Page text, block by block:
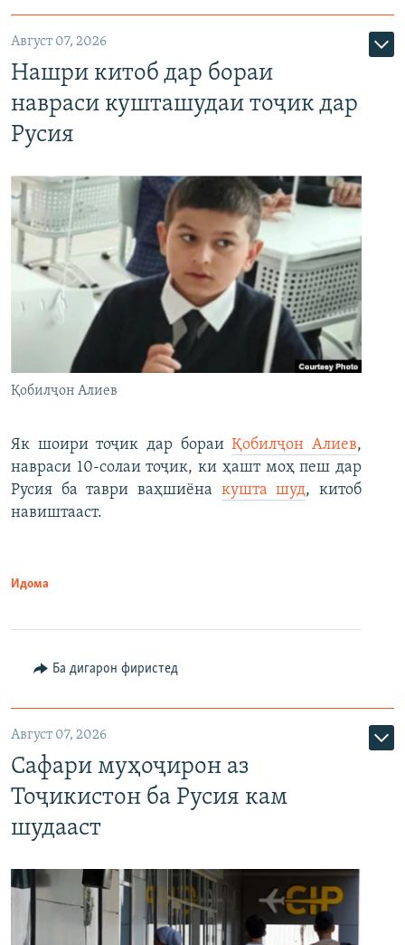
Август 07, 2026
Нашри китоб дар бораи
навраси кушташудаи тоҷик дар
Русия
Қобилҷон Алиев
Як шоири тоҷик дар бораиҚобилҷон Алиев,
навраси 10-солаи тоҷик, ки ҳашт моҳ пеш дар
Русия ба таври ваҳшиёна кушта шуд, китоб
навиштааст.
Идома
Ба дигарон фиристед
Август 07, 2026
Сафари муҳоҷирон аз
Тоҷикистон ба Русия кам
шудааст